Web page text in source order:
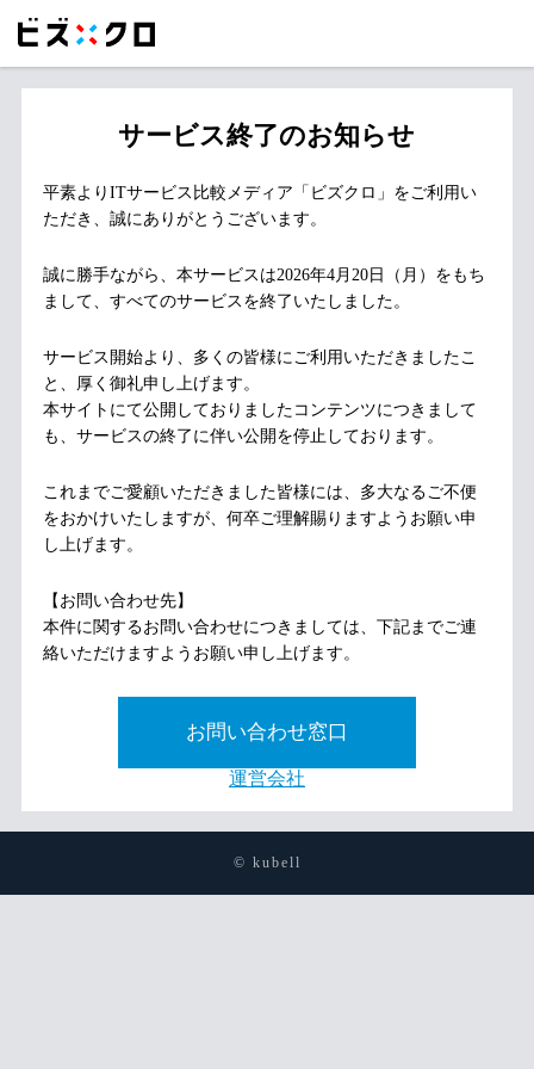
サービス終了のお知らせ
平素よりITサービス比較メディア「ビズクロ」をご利用い
ただき、誠にありがとうございます。
誠に勝手ながら、本サービスは2026年4月20日（月）をもち
まして、すべてのサービスを終了いたしました。
サービス開始より、多くの皆様にご利用いただきましたこ
と、厚く御礼申し上げます。
本サイトにて公開しておりましたコンテンツにつきまして
も、サービスの終了に伴い公開を停止しております。
これまでご愛顧いただきました皆様には、多大なるご不便
をおかけいたしますが、何卒ご理解賜りますようお願い申
し上げます。
【お問い合わせ先】
本件に関するお問い合わせにつきましては、下記までご連
絡いただけますようお願い申し上げます。
お問い合わせ窓口
運営会社
© kubell